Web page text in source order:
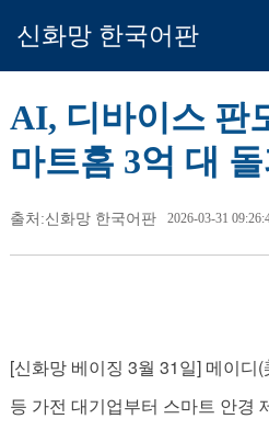
신화망 한국어판
AI, 디바이스 판
마트홈 3억 대
출처:신화망 한국어판 2026-03-31
[신화망 베이징 3월 31일] 메이디(
등 가전 대기업부터 스마트 안경